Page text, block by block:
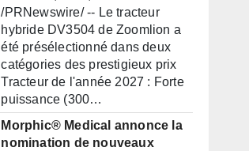
/PRNewswire/ -- Le tracteur
hybride DV3504 de Zoomlion a
été présélectionné dans deux
catégories des prestigieux prix
Tracteur de l'année 2027 : Forte
puissance (300…
Morphic® Medical annonce la
nomination de nouveaux